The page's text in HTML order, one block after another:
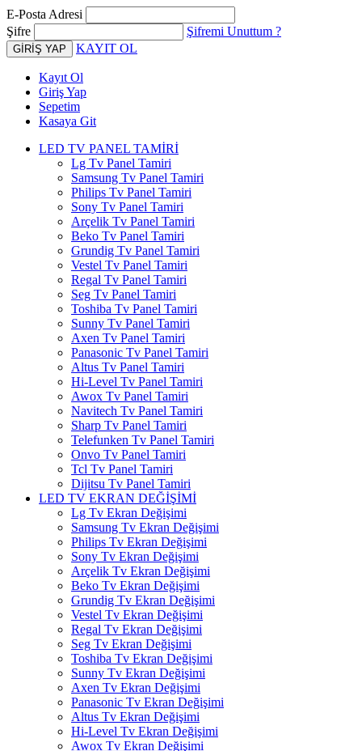
E-Posta Adresi
Şifre
Şifremi Unuttum ?
KAYIT OL
Kayıt Ol
Giriş Yap
Sepetim
Kasaya Git
LED TV PANEL TAMİRİ
Lg Tv Panel Tamiri
Samsung Tv Panel Tamiri
Philips Tv Panel Tamiri
Sony Tv Panel Tamiri
Arçelik Tv Panel Tamiri
Beko Tv Panel Tamiri
Grundig Tv Panel Tamiri
Vestel Tv Panel Tamiri
Regal Tv Panel Tamiri
Seg Tv Panel Tamiri
Toshiba Tv Panel Tamiri
Sunny Tv Panel Tamiri
Axen Tv Panel Tamiri
Panasonic Tv Panel Tamiri
Altus Tv Panel Tamiri
Hi-Level Tv Panel Tamiri
Awox Tv Panel Tamiri
Navitech Tv Panel Tamiri
Sharp Tv Panel Tamiri
Telefunken Tv Panel Tamiri
Onvo Tv Panel Tamiri
Tcl Tv Panel Tamiri
Dijitsu Tv Panel Tamiri
LED TV EKRAN DEĞİŞİMİ
Lg Tv Ekran Değişimi
Samsung Tv Ekran Değişimi
Philips Tv Ekran Değişimi
Sony Tv Ekran Değişimi
Arçelik Tv Ekran Değişimi
Beko Tv Ekran Değişimi
Grundig Tv Ekran Değişimi
Vestel Tv Ekran Değişimi
Regal Tv Ekran Değişimi
Seg Tv Ekran Değişimi
Toshiba Tv Ekran Değişimi
Sunny Tv Ekran Değişimi
Axen Tv Ekran Değişimi
Panasonic Tv Ekran Değişimi
Altus Tv Ekran Değişimi
Hi-Level Tv Ekran Değişimi
Awox Tv Ekran Değişimi